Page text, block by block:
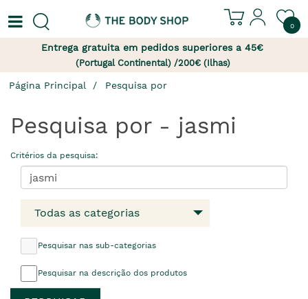
0
Entrega gratuita em pedidos superiores a 45€
(Portugal Continental) /200€ (Ilhas)
Página Principal Pesquisa por
Pesquisa por - jasmi
Critérios da pesquisa:
Todas as categorias
Pesquisar nas sub-categorias
Pesquisar na descrição dos produtos